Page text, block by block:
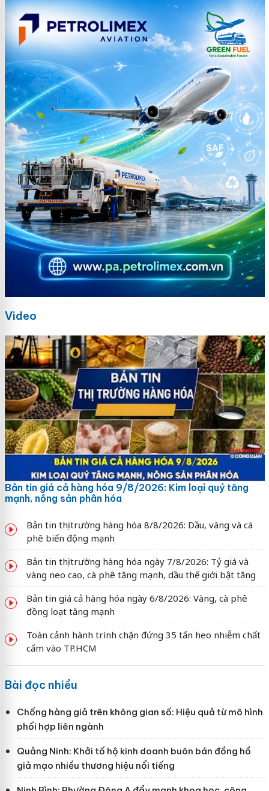
Video
Bản tin giá cả hàng hóa 9/8/2026: Kim loại quý tăng
mạnh, nông sản phân hóa
Bản tin thị trường hàng hóa 8/8/2026: Dầu, vàng và cà
phê biến động mạnh
Bản tin thị trường hàng hóa ngày 7/8/2026: Tỷ giá và
vàng neo cao, cà phê tăng mạnh, dầu thế giới bật tăng
Bản tin giá cả hàng hóa ngày 6/8/2026: Vàng, cà phê
đồng loạt tăng mạnh
Toàn cảnh hành trình chặn đứng 35 tấn heo nhiễm chất
cấm vào TP.HCM
Bài đọc nhiều
Chống hàng giả trên không gian số: Hiệu quả từ mô hình
phối hợp liên ngành
Quảng Ninh: Khởi tố hộ kinh doanh buôn bán đồng hồ
giả mạo nhiều thương hiệu nổi tiếng